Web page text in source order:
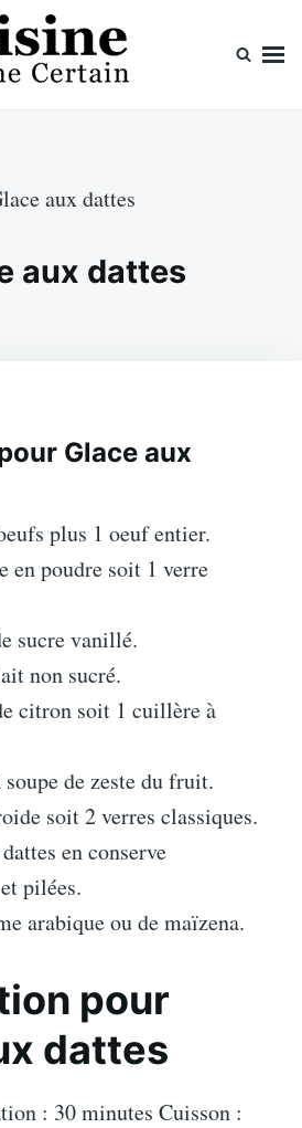
aux dattes
aux dattes
Glace aux
plus 1 oeuf entier.
en poudre soit 1 verre
sucre vanillé.
non sucré.
citron soit 1 cuillère à
de zeste du fruit.
soit 2 verres classiques.
en conserve
pilées.
arabique ou de maïzena.
pour
dattes
: 30 minutes Cuisson :